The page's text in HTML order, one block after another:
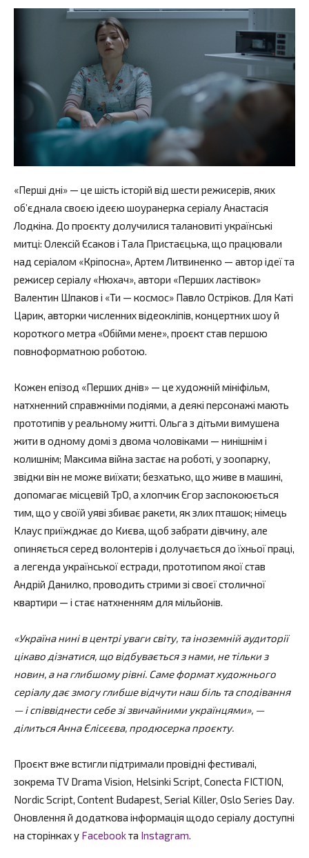
«Перші дні» — це шість історій від шести режисерів, яких
об’єднала своєю ідеєю шоуранерка серіалу Анастасія
Лодкіна. До проєкту долучилися талановиті українські
митці: Олексій Єсаков і Тала Пристаєцька, що працювали
над серіалом «Кріпосна», Артем Литвиненко — автор ідеї та
режисер серіалу «Нюхач», автори «Перших ластівок»
Валентин Шпаков і «Ти — космос» Павло Остріков. Для Каті
Царик, авторки численних відеокліпів, концертних шоу й
короткого метра «Обійми мене», проєкт став першою
повноформатною роботою.
Кожен епізод «Перших днів» — це художній мініфільм,
натхненний справжніми подіями, а деякі персонажі мають
прототипів у реальному житті. Ольга з дітьми вимушена
жити в одному домі з двома чоловіками — нинішнім і
колишнім; Максима війна застає на роботі, у зоопарку,
звідки він не може виїхати; безхатько, що живе в машині,
допомагає місцевій ТрО, а хлопчик Єгор заспокоюється
тим, що у своїй уяві збиває ракети, як злих пташок; німець
Клаус приїжджає до Києва, щоб забрати дівчину, але
опиняється серед волонтерів і долучається до їхньої праці,
а легенда української естради, прототипом якої став
Андрій Данилко, проводить стрими зі своєї столичної
квартири — і стає натхненням для мільйонів.
«Україна нині в центрі уваги світу, та іноземній аудиторії
цікаво дізнатися, що відбувається з нами, не тільки з
новин, а на глибшому рівні. Саме формат художнього
серіалу дає змогу глибше відчути наш біль та сподівання
— і співвіднести себе зі звичайними українцями», —
ділиться Анна Єлісєєва, продюсерка проєкту.
Проєкт вже встигли підтримали провідні фестивалі,
зокрема TV Drama Vision, Helsinki Script, Conecta FICTION,
Nordic Script, Content Budapest, Serial Killer, Oslo Series Day.
Оновлення й додаткова інформація щодо серіалу доступні
на сторінках у Facebookта Instagram.